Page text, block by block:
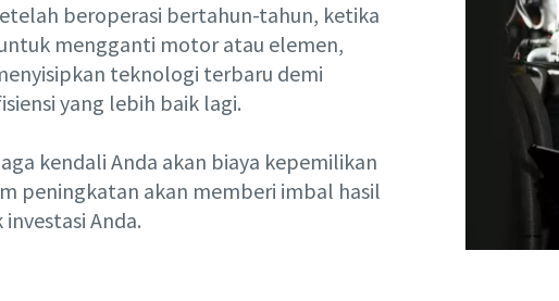
beroperasi bertahun-tahun, ketika
mengganti motor atau elemen,
teknologi terbaru demi
yang lebih baik lagi.
kendali Anda akan biaya kepemilikan
peningkatan akan memberi imbal hasil
Anda.